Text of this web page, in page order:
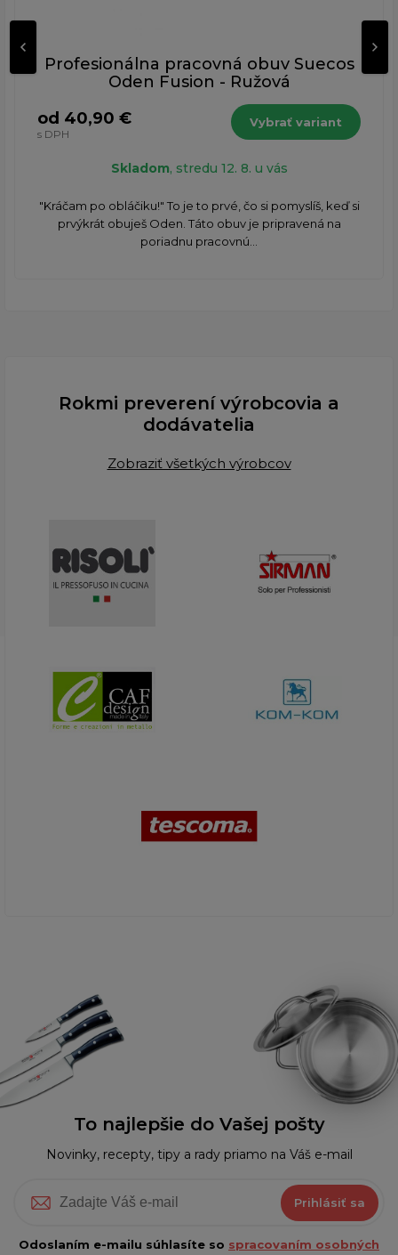
Profesionálna pracovná obuv Suecos
Oden Fusion - Ružová
od 40,90 €
s DPH
Vybrať variant
Skladom, stredu 12. 8. u vás
​"Kráčam po obláčiku!" To je to prvé, čo si pomyslíš, keď si
prvýkrát obuješ Oden. Táto obuv je pripravená na
poriadnu pracovnú...
Rokmi preverení výrobcovia a
dodávatelia
Zobraziť všetkých výrobcov
To najlepšie do Vašej pošty
Novinky, recepty, tipy a rady priamo na Váš e-mail
Prihlásiť sa
Odoslaním e-mailu súhlasíte so spracovaním osobných